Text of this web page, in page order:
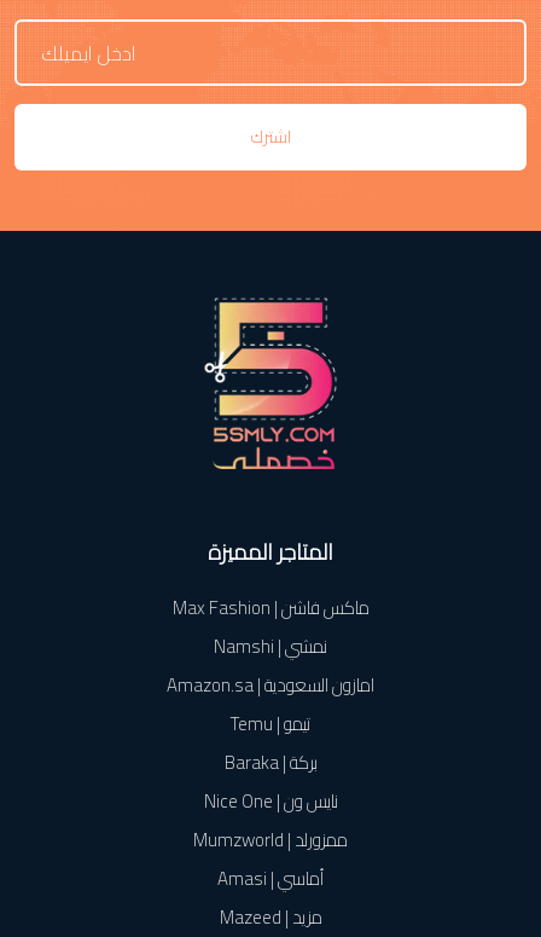
اشترك
المتاجر المميزة
ماكس فاشن | Max Fashion
نمشي | Namshi
امازون السعودية | Amazon.sa
تيمو | Temu
بركة | Baraka
نايس ون | Nice One
ممزورلد | Mumzworld
أماسي | Amasi
مزيد | Mazeed